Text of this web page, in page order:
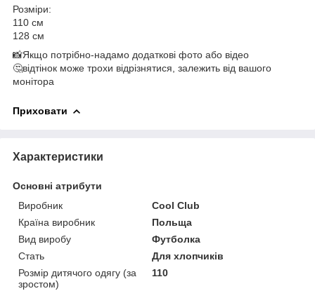
Розміри:
110 см
128 см
📸Якщо потрібно-надамо додаткові фото або відео
🤔відтінок може трохи відрізнятися, залежить від вашого
монітора
Приховати
Характеристики
Основні атрибути
Виробник
Cool Club
Країна виробник
Польща
Вид виробу
Футболка
Стать
Для хлопчиків
Розмір дитячого одягу (за
зростом)
110